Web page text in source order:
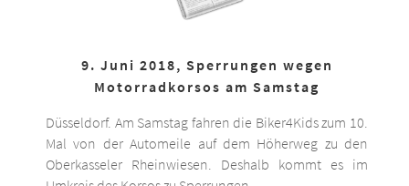
9. Juni 2018, Sperrungen wegen
Motorradkorsos am Samstag
Düsseldorf. Am Samstag fahren die Biker4Kids zum 10.
Mal von der Automeile auf dem Höherweg zu den
Oberkasseler Rheinwiesen. Deshalb kommt es im